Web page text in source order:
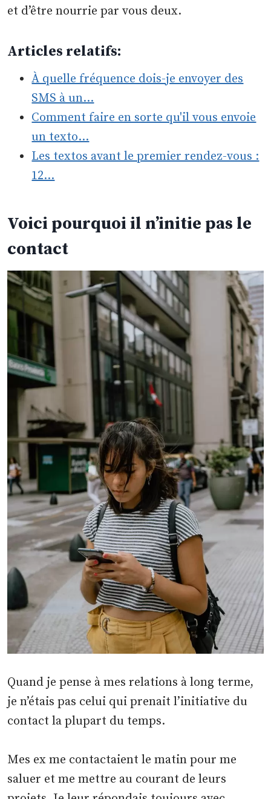
et d’être nourrie par vous deux.
Articles relatifs:
À quelle fréquence dois-je envoyer des
SMS à un…
Comment faire en sorte qu'il vous envoie
un texto…
Les textos avant le premier rendez-vous :
12…
Voici pourquoi il n’initie pas le
contact
Quand je pense à mes relations à long terme,
je n’étais pas celui qui prenait l’initiative du
contact la plupart du temps.
Mes ex me contactaient le matin pour me
saluer et me mettre au courant de leurs